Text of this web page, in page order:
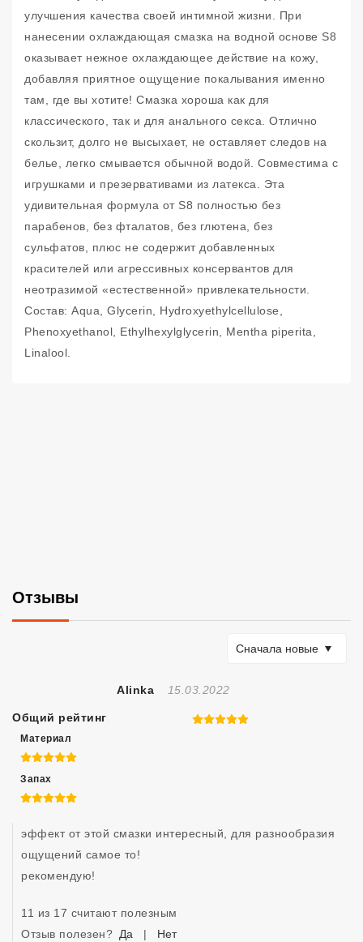
улучшения качества своей интимной жизни. При
нанесении охлаждающая смазка на водной основе S8
оказывает нежное охлаждающее действие на кожу,
добавляя приятное ощущение покалывания именно
там, где вы хотите! Смазка хороша как для
классического, так и для анального секса. Отлично
скользит, долго не высыхает, не оставляет следов на
белье, легко смывается обычной водой. Совместима с
игрушками и презервативами из латекса. Эта
удивительная формула от S8 полностью без
парабенов, без фталатов, без глютена, без
сульфатов, плюс не содержит добавленных
красителей или агрессивных консервантов для
неотразимой «естественной» привлекательности.
Состав: Aqua, Glycerin, Hydroxyethylcellulose,
Phenoxyethanol, Ethylhexylglycerin, Mentha piperita,
Linalool.
Отзывы
Сортировать по
Сначала новые
Alinka Отзыв Создан
15.03.2022
Общий рейтинг 5 из 5
Материал
5 из 5
Запах
5 из 5
эффект от этой смазки интересный, для разнообразия
ощущений самое то!
рекомендую!
11 из 17 считают полезным
Отзыв полезен? Да | Нет